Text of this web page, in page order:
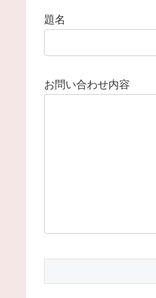
題名
お問い合わせ内容